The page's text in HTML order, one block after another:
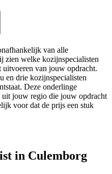
van alle
zien welke kozijnspecialisten
van jouw opdracht.
en drie kozijnspecialisten
Deze onderlinge
jouw regio die jouw opdracht
voor dat de prijs een stuk
in Culemborg